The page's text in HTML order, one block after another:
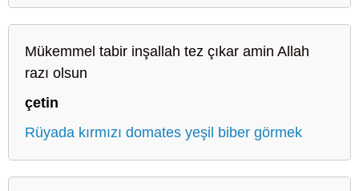
Mükemmel tabir inşallah tez çıkar amin Allah
razı olsun
çetin
Rüyada kırmızı domates yeşil biber görmek